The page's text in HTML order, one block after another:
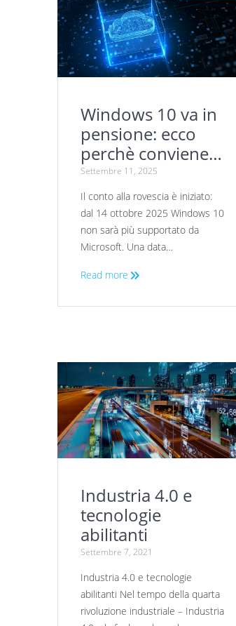
Windows 10 va in
pensione: ecco
perchè conviene
passare a
Windows 11
Settembre 11, 2025
Il conto alla rovescia è iniziato:
dal 14 ottobre 2025 Windows 10
non sarà più supportato da
Microsoft. Una data…
Read more
Industria 4.0 e
tecnologie
abilitanti
Settembre 7, 2021
Industria 4.0 e tecnologie
abilitanti Nel tempo della quarta
rivoluzione industriale – Industria